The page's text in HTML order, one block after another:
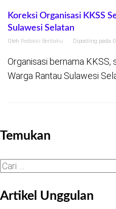
Koreksi Organisasi KKSS
Sulawesi Selatan
Oleh Redaksi Beritaku Diposting pada
Organisasi bernama KKSS,
Warga Rantau Sulawesi
Temukan
Cari
Artikel Unggulan